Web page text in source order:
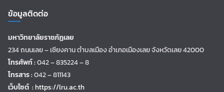
ข้อมูลติดต่อ
มหาวิทยาลัยราชภัฏเลย
234 ถนนเลย – เชียงคาน ตำบลเมือง อำเภอเมืองเลย จังหวัดเลย 42000
โทรศัพท์ :042 – 835224 – 8
โทรสาร :042 – 811143
เว็บไซต์ :https://lru.ac.th